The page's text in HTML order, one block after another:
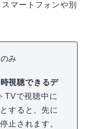
マートフォンや別
み
時視聴できるデ
TVで視聴中に
すると、先に
止されます。